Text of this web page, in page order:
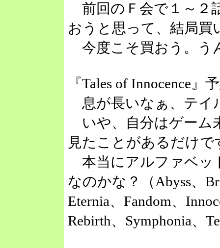
前回のＦ会で１～２
おうと思って、結局
今度こそ買おう。う
『Tales of Innocence』
息が長いなぁ、テイ
いや、自分はゲーム
見たことがあるだけで
本当にアルファベッ
なのかな？（Abyss、
Eternia、Fandom、
Rebirth、Symphonia、